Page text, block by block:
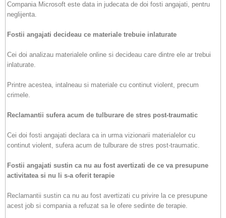
Compania Microsoft este data in judecata de doi fosti angajati, pentru
neglijenta.
Fostii angajati decideau ce materiale trebuie inlaturate
Cei doi analizau materialele online si decideau care dintre ele ar trebui
inlaturate.
Printre acestea, intalneau si materiale cu continut violent, precum
crimele.
Reclamantii sufera acum de tulburare de stres post-traumatic
Cei doi fosti angajati declara ca in urma vizionarii materialelor cu
continut violent, sufera acum de tulburare de stres post-traumatic.
Fostii angajati sustin ca nu au fost avertizati de ce va presupune
activitatea si nu li s-a oferit terapie
Reclamantii sustin ca nu au fost avertizati cu privire la ce presupune
acest job si compania a refuzat sa le ofere sedinte de terapie.